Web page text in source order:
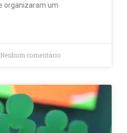
organizaram um
Nenhum comentário